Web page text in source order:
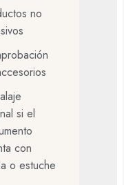
no
si el
con
o estuche